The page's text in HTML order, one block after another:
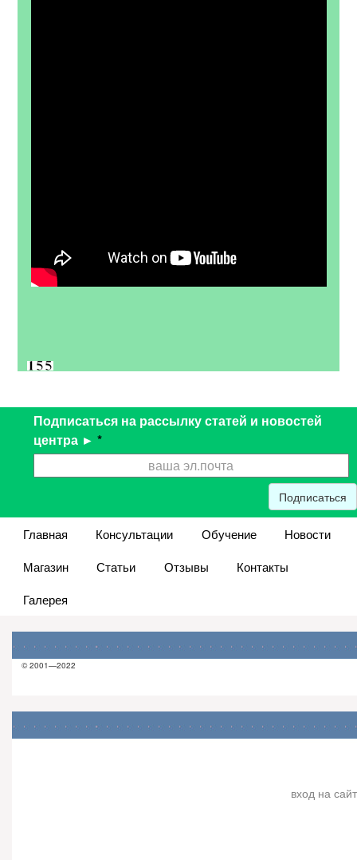
Подписаться на рассылку статей и новостей
центра ► *
Подписаться
Главная Консультации Обучение
Новости
Магазин
Статьи Отзывы
Контакты
Галерея
© 2001—2022
вход на сайт